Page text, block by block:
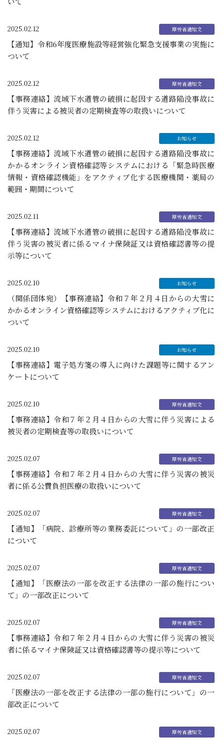
2025.02.12
【通知】令和6年度医療施設等経営強化緊急支援事業の実施に
ついて
2025.02.12
【事務連絡】流域下水道管の破損に起因する道路陥没事故に
伴う災害による被災者の定期検査等の取扱いについて
2025.02.12
【事務連絡】流域下水道管の破損に起因する道路陥没事故に
かかるオンライン資格確認等システムにおける「緊急時医療
情報・資格確認機能」をアクティブ化する医療機関・薬局の
範囲・期間について
2025.02.11
【事務連絡】流域下水道管の破損に起因する道路陥没事故に
伴う災害の被災者に係るマイナ保険証又は資格確認書等の提
示等について
2025.02.10
（関係団体宛）【事務連絡】令和７年２月４日からの大雪に
かかるオンライン資格確認等システムにおけるアクティブ化に
ついて
2025.02.10
【事務連絡】電子処方箋の導入に向けた課題等に関するアン
ケートについて
2025.02.10
【事務連絡】令和７年２月４日からの大雪に伴う災害による
被災者の定期検査等の取扱いについて
2025.02.07
【事務連絡】令和７年２月４日からの大雪に伴う災害の被災
者に係る公費負担医療の取扱いについて
2025.02.07
【通知】「病院、診療所等の業務委託について」の一部改正
について
2025.02.07
【通知】「医療法の一部を改正する法律の一部の施行につい
て」の一部改正について
2025.02.07
【事務連絡】令和７年２月４日からの大雪に伴う災害の被災
者に係るマイナ保険証又は資格確認書等の提示等について
2025.02.07
「医療法の一部を改正する法律の一部の施行について」の一
部改正について
2025.02.07